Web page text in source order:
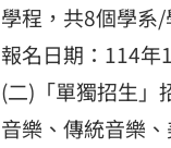
學程，共8個學系/
報名日期：114年
(二)「單獨招生」
音樂、傳統音樂